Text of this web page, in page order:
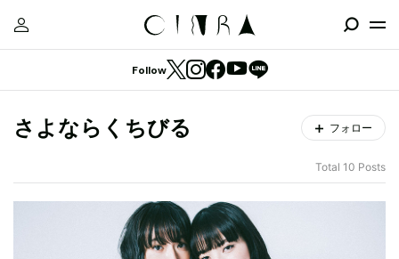
Follow
さよならくちびる フォロー
Total 10 Posts